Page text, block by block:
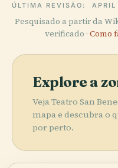
ÚLTIMA REVISÃO:
Pesquisado a partir da
verificado · Como
Explore a
Veja Teatro San
mapa e descubra o
por perto.